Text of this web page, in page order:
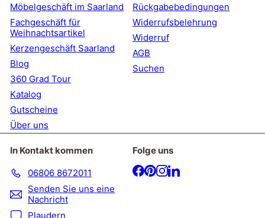
Möbelgeschäft im Saarland
Fachgeschäft für
Weihnachtsartikel
Kerzengeschäft Saarland
Blog
360 Grad Tour
Katalog
Gutscheine
Über uns
Rückgabebedingungen
Widerrufsbelehrung
Widerruf
AGB
Suchen
In Kontakt kommen
06806 8672011
Senden Sie uns eine
Nachricht
Plaudern
Folge uns
Facebook
Pinterest
Instagram
LinkedIn